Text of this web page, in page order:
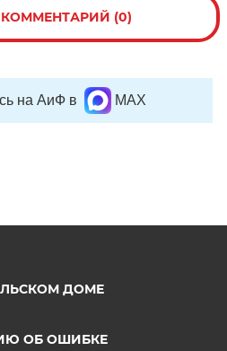
(0)
на АиФ в MAX
ДОМЕ
ОБ ОШИБКЕ